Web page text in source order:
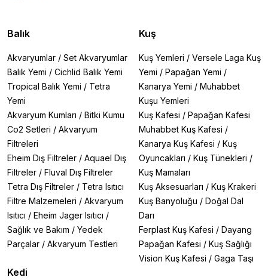
Balık
Akvaryumlar / Set Akvaryumlar
Balık Yemi / Cichlid Balık Yemi
Tropical Balık Yemi / Tetra
Yemi
Akvaryum Kumları / Bitki Kumu
Co2 Setleri / Akvaryum
Filtreleri
Eheim Dış Filtreler / Aquael Dış
Filtreler / Fluval Dış Filtreler
Tetra Dış Filtreler / Tetra Isıtıcı
Filtre Malzemeleri / Akvaryum
Isıtıcı / Eheim Jager Isıtıcı /
Sağlık ve Bakım / Yedek
Parçalar / Akvaryum Testleri
Kedi
Kuş
Kuş Yemleri / Versele Laga Kuş
Yemi / Papağan Yemi /
Kanarya Yemi / Muhabbet
Kuşu Yemleri
Kuş Kafesi / Papağan Kafesi
Muhabbet Kuş Kafesi /
Kanarya Kuş Kafesi / Kuş
Oyuncakları / Kuş Tünekleri /
Kuş Mamaları
Kuş Aksesuarları / Kuş Krakeri
Kuş Banyoluğu / Doğal Dal
Darı
Ferplast Kuş Kafesi / Dayang
Papağan Kafesi / Kuş Sağlığı
Vision Kuş Kafesi / Gaga Taşı